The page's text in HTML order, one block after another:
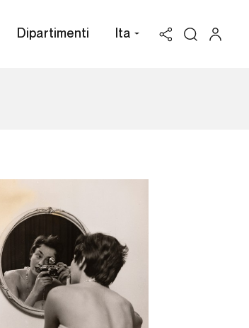
Dipartimenti Ita